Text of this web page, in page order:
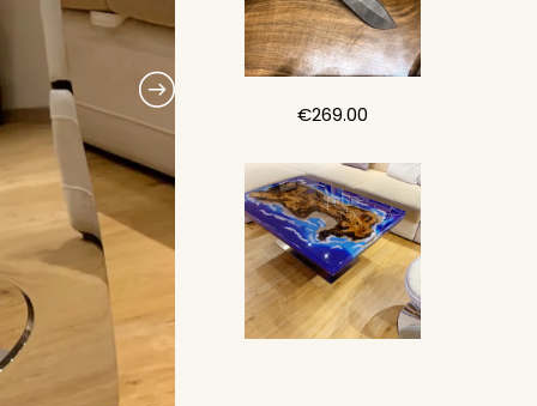
€269.00